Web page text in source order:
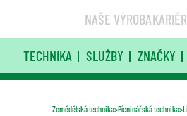
NAŠE VÝROBA
TECHNIKA SLUŽBY ZNAČKY
Zemědělská technika Pícninářská technika